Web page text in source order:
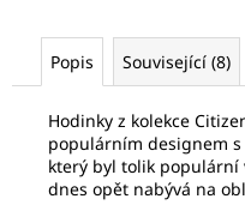
Popis Související (8)
Hodinky z kolekce
populárním designem
který byl tolik populární
dnes opět nabývá na
SEIKO
875
Původně: